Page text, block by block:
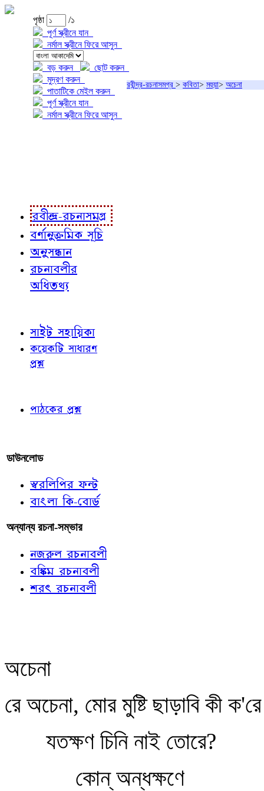
পৃষ্ঠা
/১
পূর্ণ স্ক্রীনে যান
নর্মাল স্ক্রীনে ফিরে আসুন
বড় করুন
ছোট করুন
মুদ্রণ করুন
পাতাটিকে মেইল করুন
পূর্ণ স্ক্রীনে যান
নর্মাল স্ক্রীনে ফিরে আসুন
রবীন্দ্র-রচনাসমগ্র > কবিতা> মহুয়া> অচেনা
রবীন্দ্র-রচনাসমগ্র
বর্ণানুক্রমিক সূচি
অনুসন্ধান
রচনাবলীর
অধিতথ্য
সাইট সহায়িকা
কয়েকটি সাধারণ
প্রশ্ন
পাঠকের প্রশ্ন
ডাউনলোড
স্বরলিপির ফন্ট
বাংলা কি-বোর্ড
অন্যান্য রচনা-সম্ভার
নজরুল রচনাবলী
বঙ্কিম রচনাবলী
শরৎ রচনাবলী
অচেনা
রে অচেনা, মোর মুষ্টি ছাড়াবি কী ক'রে
যতক্ষণ চিনি নাই তোরে?
কোন্‌ অন্ধক্ষণে